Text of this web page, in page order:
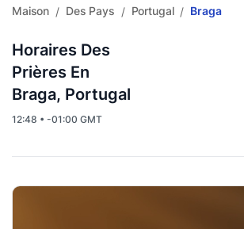
Maison / Des Pays / Portugal / Braga
Horaires Des
Prières En
Braga, Portugal
12:48 • -01:00 GMT